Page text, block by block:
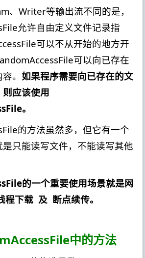
、Writer等输出流不同的是，
允许自由定义文件记录指
可以不从开始的地方开
可以向已存在
。 如果程序需要向已存在的文
应该使用
。
的方法虽然多，但它有一个
只能读写文件，不能读写其他
的一个重要使用场景就是网
程下载 及 断点续传。
中的方法